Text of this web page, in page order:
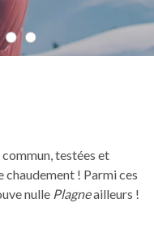
testées et
chaudement ! Parmi ces
nulle Plagneailleurs !